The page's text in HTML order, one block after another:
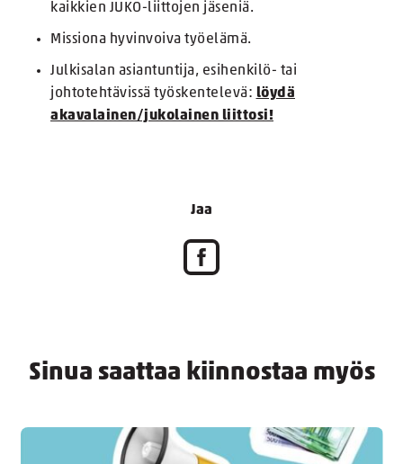
kaikkien JUKO-liittojen jäseniä.
Missiona hyvinvoiva työelämä.
Julkisalan asiantuntija, esihenkilö- tai
johtotehtävissä työskentelevä: löydä
akavalainen/jukolainen liittosi!
Jaa
Sinua saattaa kiinnostaa myös